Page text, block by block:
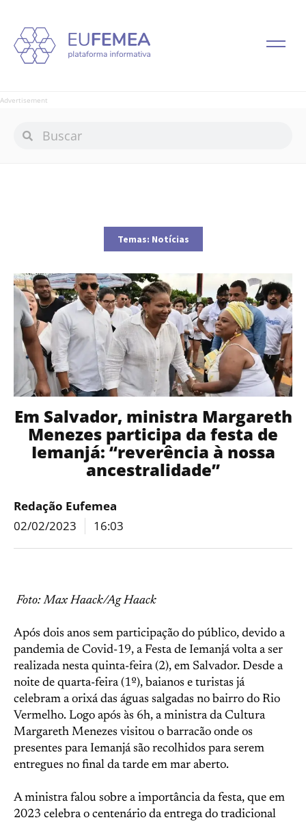
Advertisement
Temas: Notícias
Em Salvador, ministra Margareth
Menezes participa da festa de
Iemanjá: “reverência à nossa
ancestralidade”
Redação Eufemea
02/02/2023
16:03
Foto: Max Haack/Ag Haack
Após dois anos sem participação do público, devido a
pandemia de Covid-19, a Festa de Iemanjá volta a ser
realizada nesta quinta-feira (2), em Salvador. Desde a
noite de quarta-feira (1º), baianos e turistas já
celebram a orixá das águas salgadas no bairro do Rio
Vermelho. Logo após às 6h, a ministra da Cultura
Margareth Menezes visitou o barracão onde os
presentes para Iemanjá são recolhidos para serem
entregues no final da tarde em mar aberto.
A ministra falou sobre a importância da festa, que em
2023 celebra o centenário da entrega do tradicional